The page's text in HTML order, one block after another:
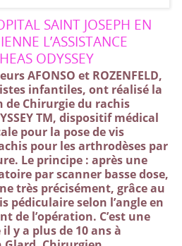
SAINT JOSEPH EN
L’ASSISTANCE
ODYSSEY
AFONSO et ROZENFELD,
infantiles, ont réalisé la
Chirurgie du rachis
TM, dispositif médical
pour la pose de vis
pour les arthrodèses par
Le principe : après une
par scanner basse dose,
très précisément, grâce au
pédiculaire selon l’angle en
de l’opération. C’est une
y a plus de 10 ans à